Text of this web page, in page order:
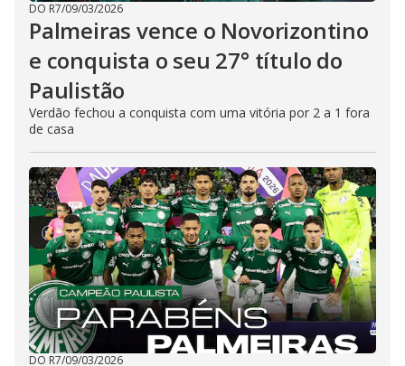
DO R7/09/03/2026
Palmeiras vence o Novorizontino
e conquista o seu 27° título do
Paulistão
Verdão fechou a conquista com uma vitória por 2 a 1 fora
de casa
DO R7/09/03/2026